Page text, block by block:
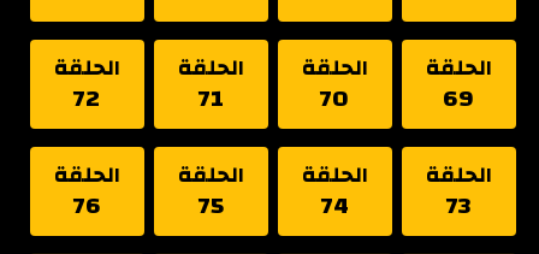
الحلقة
69
الحلقة
70
الحلقة
71
الحلقة
72
الحلقة
73
الحلقة
74
الحلقة
75
الحلقة
76